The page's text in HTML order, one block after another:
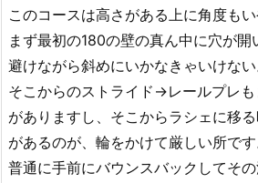
このコースは高さがある上に角度もい
まず最初の180の壁の真ん中に穴が
避けながら斜めにいかなきゃいけない
そこからのストライド→レールプレ
がありますし、そこからラシェに移
があるのが、輪をかけて厳しい所です
普通に手前にバウンスバックしてそ